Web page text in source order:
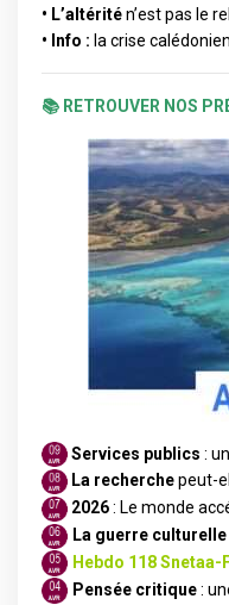
• L’altéritén’est pas le
• Info : la crise
📚 RETROUVER NOS
Services publics :
La recherchepeut-
2026: Le monde
La guerre culturelle
Hebdo 118Snetaa-
Pensée critique: